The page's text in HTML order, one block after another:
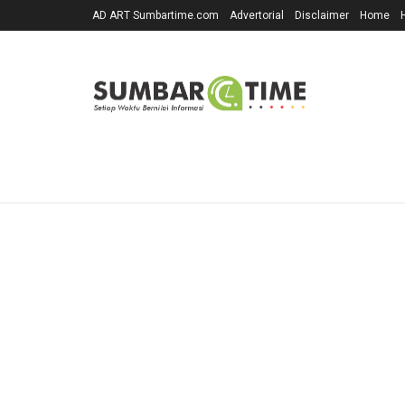
AD ART Sumbartime.com Advertorial Disclaimer Home